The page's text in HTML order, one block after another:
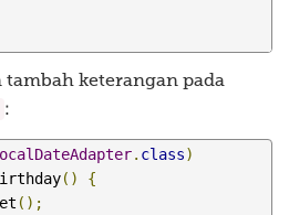
tambah keterangan pada
:
. class)
()
{
();